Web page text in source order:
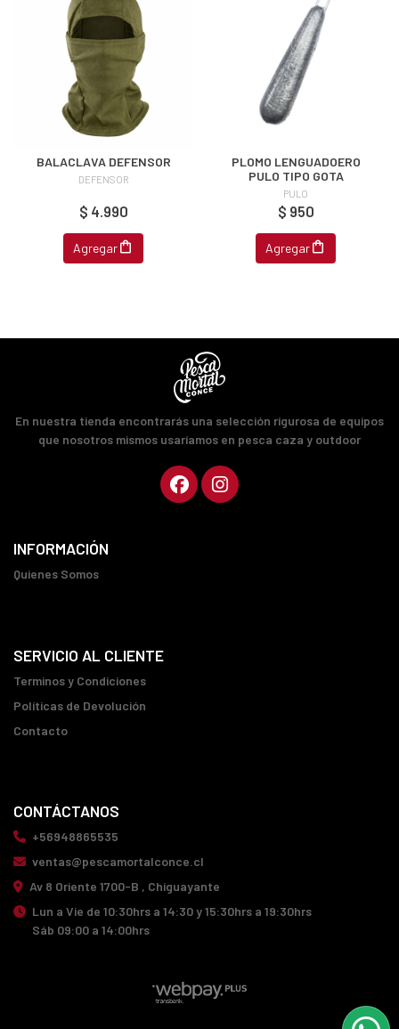
JUGAR
BALACLAVA DEFENSOR
DEFENSOR
$ 4.990
Agregar
PLOMO LENGUADOERO
PULO TIPO GOTA
PULO
$ 950
Agregar
En nuestra tienda encontrarás una selección rigurosa de equipos
que nosotros mismos usaríamos en pesca caza y outdoor
INFORMACIÓN
Quienes Somos
SERVICIO AL CLIENTE
Terminos y Condiciones
Políticas de Devolución
Contacto
CONTÁCTANOS
+56948865535
ventas@pescamortalconce.cl
Av 8 Oriente 1700-B , Chiguayante
Lun a Vie de 10:30hrs a 14:30 y 15:30hrs a 19:30hrs
Sáb 09:00 a 14:00hrs